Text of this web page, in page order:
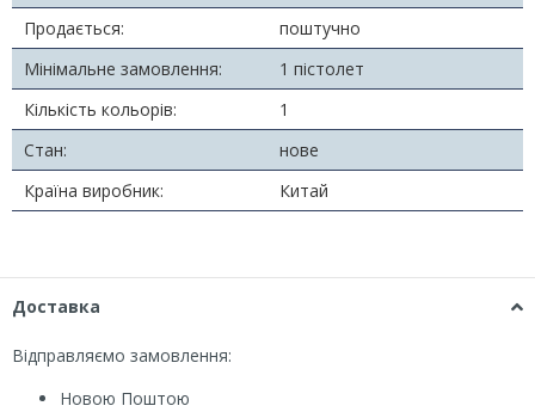
Продається:
поштучно
Мінімальне замовлення:
1 пістолет
Кількість кольорів:
1
Стан:
нове
Країна виробник:
Китай
Доставка
Відправляємо замовлення:
Новою Поштою